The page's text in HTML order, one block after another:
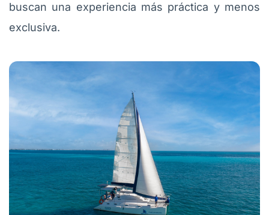
buscan una experiencia más práctica y menos
exclusiva.